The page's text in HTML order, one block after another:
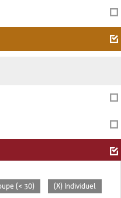
(< 30) (X) Individuel